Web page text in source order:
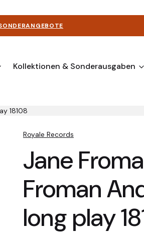
Kollektionen & Sonderausgaben
18108
Royale Records
Jane
Froman
long play